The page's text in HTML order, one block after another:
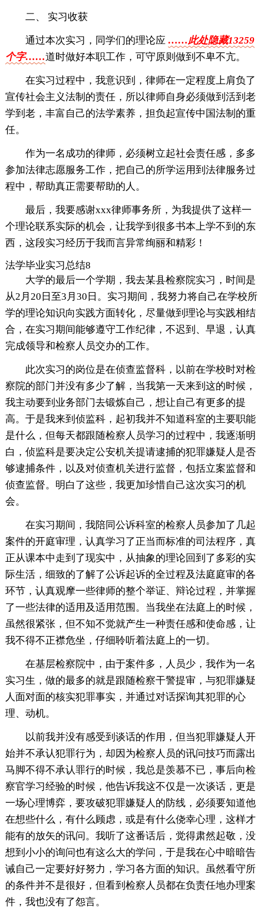
二、 实习收获
通过本次实习，同学们的理论应 ……此处隐藏13259
个字……道时做好本职工作，可守原则做到不卑不亢。
在实习过程中，我意识到，律师在一定程度上肩负了
宣传社会主义法制的责任，所以律师自身必须做到活到老
学到老，丰富自己的法学素养，担负起宣传中国法制的重
任。
作为一名成功的律师，必须树立起社会责任感，多多
参加法律志愿服务工作，把自己的所学运用到法律服务过
程中，帮助真正需要帮助的人。
最后，我要感谢xxx律师事务所，为我提供了这样一
个理论联系实际的机会，让我学到很多书本上学不到的东
西，这段实习经历于我而言异常绚丽和精彩！
法学毕业实习总结8
大学的最后一个学期，我去某县检察院实习，时间是
从2月20日至3月30日。实习期间，我努力将自己在学校所
学的理论知识向实践方面转化，尽量做到理论与实践相结
合，在实习期间能够遵守工作纪律，不迟到、早退，认真
完成领导和检察人员交办的工作。
此次实习的岗位是在侦查监督科，以前在学校时对检
察院的部门并没有多少了解，当我第一天来到这的时候，
我主动要到业务部门去锻炼自己，想让自己有更多的提
高。于是我来到侦监科，起初我并不知道科室的主要职能
是什么，但每天都跟随检察人员学习的过程中，我逐渐明
白，侦监科是要决定公安机关提请逮捕的犯罪嫌疑人是否
够逮捕条件，以及对侦查机关进行监督，包括立案监督和
侦查监督。明白了这些，我更加珍惜自己这次实习的机
会。
在实习期间，我陪同公诉科室的检察人员参加了几起
案件的开庭审理，认真学习了正当而标准的司法程序，真
正从课本中走到了现实中，从抽象的理论回到了多彩的实
际生活，细致的了解了公诉起诉的全过程及法庭庭审的各
环节，认真观摩一些律师的整个举证、辩论过程，并掌握
了一些法律的适用及适用范围。当我坐在法庭上的时候，
虽然很紧张，但不知不觉就产生一种责任感和使命感，让
我不得不正襟危坐，仔细聆听着法庭上的一切。
在基层检察院中，由于案件多，人员少，我作为一名
实习生，做的最多的就是跟随检察干警提审，与犯罪嫌疑
人面对面的核实犯罪事实，并通过对话探询其犯罪的心
理、动机。
以前我并没有感受到谈话的作用，但当犯罪嫌疑人开
始并不承认犯罪行为，却因为检察人员的讯问技巧而露出
马脚不得不承认罪行的时候，我总是羡慕不已，事后向检
察官学习经验的时候，他告诉我这不仅是一次谈话，更是
一场心理博弈，要攻破犯罪嫌疑人的防线，必须要知道他
在想些什么，有什么顾虑，或是有什么侥幸心理，这样才
能有的放矢的讯问。我听了这番话后，觉得肃然起敬，没
想到小小的询问也有这么大的学问，于是我在心中暗暗告
诫自己一定要好好努力，学习各方面的知识。虽然看守所
的条件并不是很好，但看到检察人员都在负责任地办理案
件，我也没有了怨言。